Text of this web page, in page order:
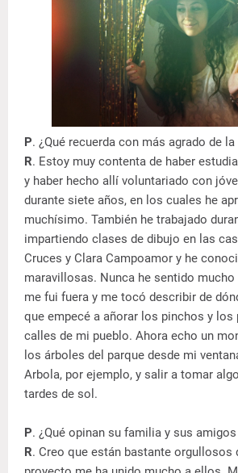
P. ¿Qué recuerda con más agrado de
R. Estoy muy contenta de haber
y haber hecho allí voluntariado con
durante siete años, en los cuales he
muchísimo. También he trabajado
impartiendo clases de dibujo en las
Cruces y Clara Campoamor y he
maravillosas. Nunca he sentido
me fui fuera y me tocó describir de
que empecé a añorar los pinchos y los
calles de mi pueblo. Ahora echo un
los árboles del parque desde mi
Arbola, por ejemplo, y salir a tomar
tardes de sol.
P. ¿Qué opinan su familia y sus
R. Creo que están bastante orgullosos